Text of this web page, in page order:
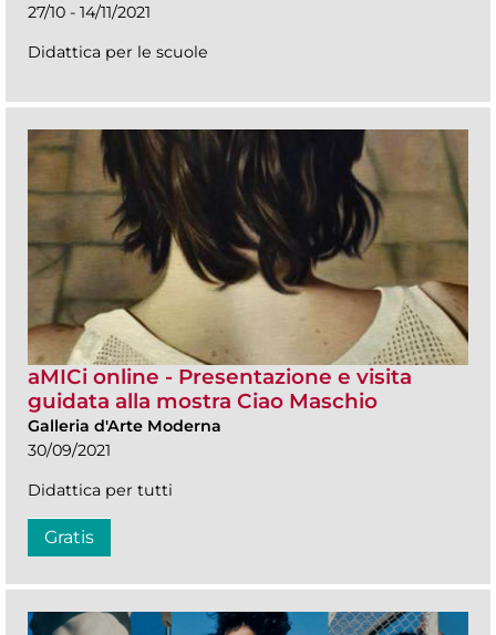
27/10 - 14/11/2021
Didattica per le scuole
aMICi online - Presentazione e visita
guidata alla mostra Ciao Maschio
Galleria d'Arte Moderna
30/09/2021
Didattica per tutti
Gratis